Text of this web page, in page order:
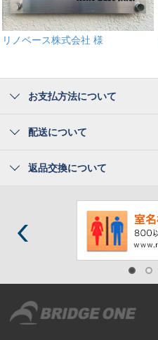
リノベース株式会社 様
お支払方法について
配送について
返品交換について